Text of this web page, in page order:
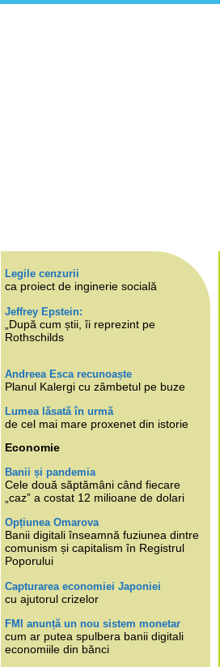
Legile cenzurii
ca proiect de inginerie socială
Jeffrey Epstein:
„După cum știi, îi reprezint pe
Rothschilds
Andreea Esca recunoaște
Planul Kalergi cu zâmbetul pe buze
Lumea lăsată în urmă
de cel mai mare proxenet din istorie
Economie
Banii și pandemia
Cele două săptămâni când fiecare
„caz” a costat 12 milioane de dolari
Opțiunea Omarova
Banii digitali înseamnă fuziunea dintre
comunism și capitalism în Registrul
Poporului
Capturarea economiei Japoniei
cu ajutorul crizelor
FMI anunță un nou sistem monetar
cum ar putea spulbera banii digitali
economiile din bănci